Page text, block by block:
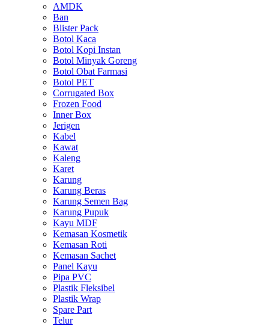
AMDK
Ban
Blister Pack
Botol Kaca
Botol Kopi Instan
Botol Minyak Goreng
Botol Obat Farmasi
Botol PET
Corrugated Box
Frozen Food
Inner Box
Jerigen
Kabel
Kawat
Kaleng
Karet
Karung
Karung Beras
Karung Semen Bag
Karung Pupuk
Kayu MDF
Kemasan Kosmetik
Kemasan Roti
Kemasan Sachet
Panel Kayu
Pipa PVC
Plastik Fleksibel
Plastik Wrap
Spare Part
Telur